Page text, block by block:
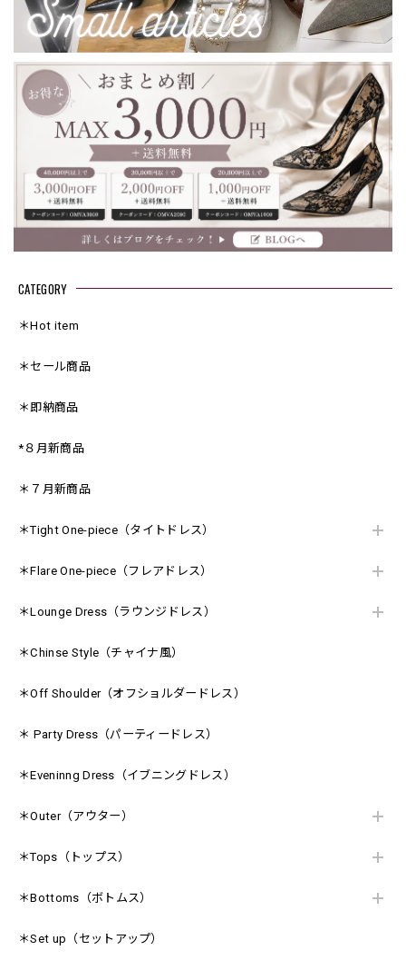
CATEGORY
＊Hot item
＊セール商品
＊即納商品
*８月新商品
＊７月新商品
＊Tight One-piece（タイトドレス）
＊Flare One-piece（フレアドレス）
＊Lounge Dress（ラウンジドレス）
＊Chinse Style（チャイナ風）
＊Off Shoulder（オフショルダードレス）
＊ Party Dress（パーティードレス）
＊Eveninng Dress（イブニングドレス）
＊Outer（アウター）
＊Tops（トップス）
＊Bottoms（ボトムス）
＊Set up（セットアップ）